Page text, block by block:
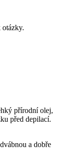
přírodní olej,
před depilací.
a dobře